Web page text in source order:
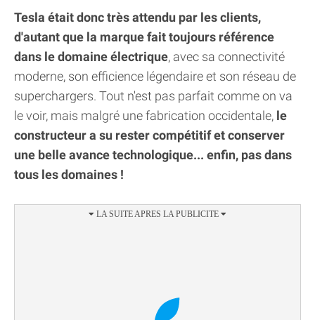
Tesla était donc très attendu par les clients,
d'autant que la marque fait toujours référence
dans le domaine électrique, avec sa connectivité
moderne, son efficience légendaire et son réseau de
superchargers. Tout n'est pas parfait comme on va
le voir, mais malgré une fabrication occidentale, le
constructeur a su rester compétitif et conserver
une belle avance technologique... enfin, pas dans
tous les domaines !